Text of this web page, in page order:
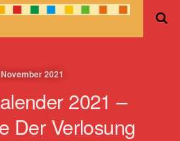
2021
2021 –
Der Verlosung